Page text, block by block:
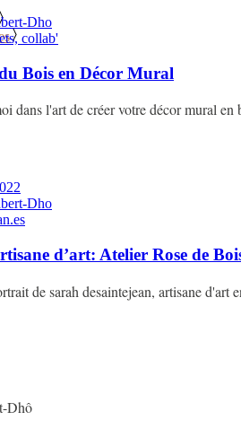
Dho
collab'
Bois en Décor Mural
dans l'art de créer votre décor mural
Dho
d’art: Atelier Rose de
de sarah desaintejean, artisane d'art
Dhô